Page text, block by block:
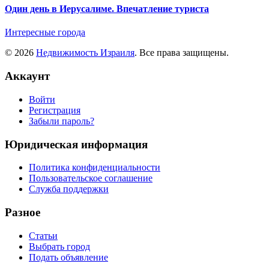
Один день в Иерусалиме. Впечатление туриста
Интересные города
© 2026 Недвижимость Израиля. Все права защищены.
Аккаунт
Войти
Регистрация
Забыли пароль?
Юридическая информация
Политика конфиденциальности
Пользовательское соглашение
Служба поддержки
Разное
Статьи
Выбрать город
Подать объявление